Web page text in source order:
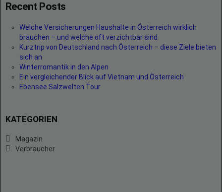
Recent Posts
Welche Versicherungen Haushalte in Österreich wirklich
brauchen – und welche oft verzichtbar sind
Kurztrip von Deutschland nach Österreich – diese Ziele bieten
sich an
Winterromantik in den Alpen
Ein vergleichender Blick auf Vietnam und Österreich
Ebensee Salzwelten Tour
KATEGORIEN
Magazin
Verbraucher